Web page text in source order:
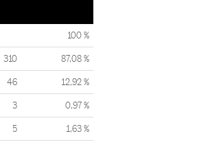
100 %
310 87,08 %
46 12,92 %
3 0,97 %
5 1,63 %